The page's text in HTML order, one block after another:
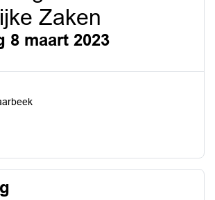
Zaken
8 maart 2023